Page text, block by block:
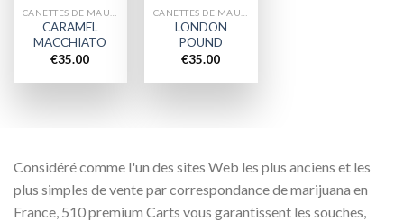
CARAMEL
MACCHIATO
€35.00
LONDON
POUND
€35.00
Considéré comme l'un des sites Web les plus anciens et les
plus simples de vente par correspondance de marijuana en
France, 510 premium Carts vous garantissent les souches,